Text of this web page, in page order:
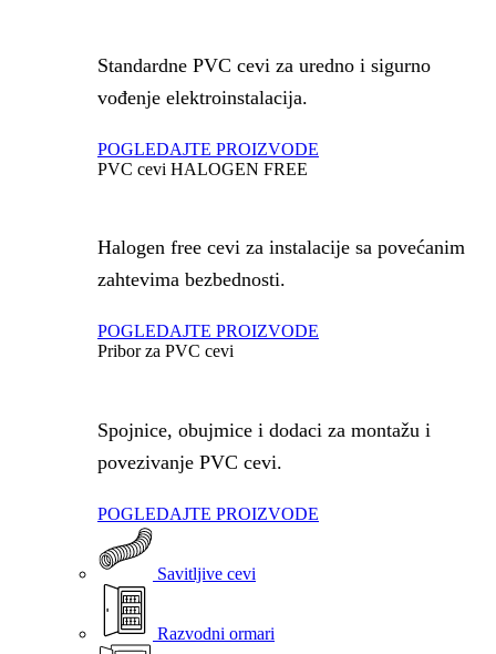
Standardne PVC cevi za uredno i sigurno
vođenje elektroinstalacija.
POGLEDAJTE PROIZVODE
PVC cevi HALOGEN FREE
Halogen free cevi za instalacije sa povećanim
zahtevima bezbednosti.
POGLEDAJTE PROIZVODE
Pribor za PVC cevi
Spojnice, obujmice i dodaci za montažu i
povezivanje PVC cevi.
POGLEDAJTE PROIZVODE
Savitljive cevi
Razvodni ormari